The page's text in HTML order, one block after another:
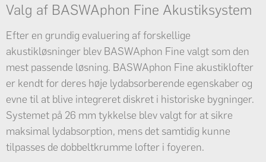
Valg af BASWAphon Fine Akustiksystem
Efter en grundig evaluering af forskellige
akustikløsninger blev BASWAphon Fine valgt som den
mest passende løsning. BASWAphon Fine akustiklofter
er kendt for deres høje lydabsorberende egenskaber og
evne til at blive integreret diskret i historiske bygninger.
Systemet på 26 mm tykkelse blev valgt for at sikre
maksimal lydabsorption, mens det samtidig kunne
tilpasses de dobbeltkrumme lofter i foyeren.